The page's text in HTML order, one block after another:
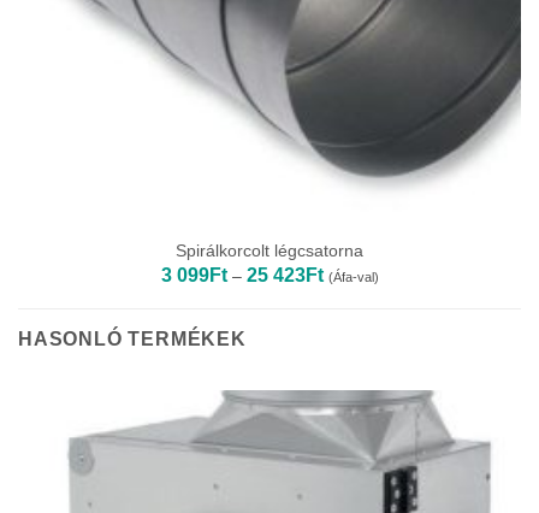
Spirálkorcolt légcsatorna
3 099Ft – 25 423FtÁrtartomány:
3
(Áfa-val)
HASONLÓ TERMÉKEK